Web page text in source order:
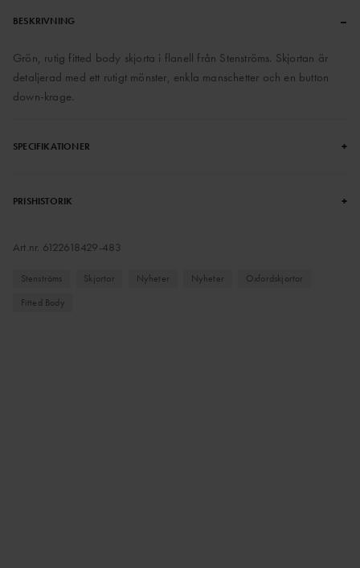
BESKRIVNING –
Grön, rutig fitted body skjorta i flanell från Stenströms. Skjortan är
detaljerad med ett rutigt mönster, enkla manschetter och en button
down-krage.
SPECIFIKATIONER +
PRISHISTORIK +
Art.nr. 6122618429-483
Stenströms Skjortor Nyheter Nyheter
Oxfordskjortor
Fitted Body